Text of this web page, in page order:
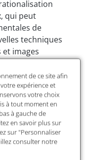
qui peut
de
techniques
images
distinction
de la vie
fin : l’être
vers des
et peine à
le séminaire
à tous
de ce site afin
expérience et
votre choix
à tout moment en
à gauche de
en savoir plus sur
sur "Personnaliser
consulter notre